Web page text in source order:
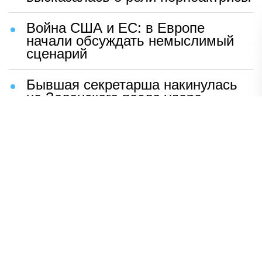
Война США и ЕС: в Европе
начали обсуждать немыслимый
сценарий
Бывшая секретарша накинулась
на Зеленского после удара